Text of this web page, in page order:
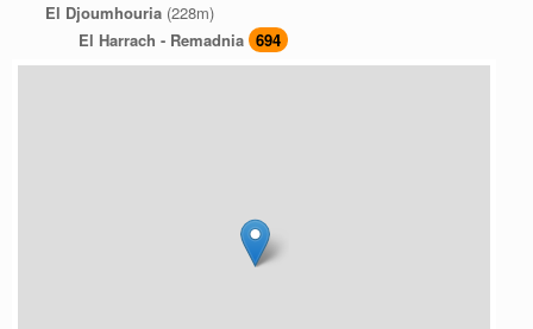
El Djoumhouria (228m)
El Harrach - Remadnia 694